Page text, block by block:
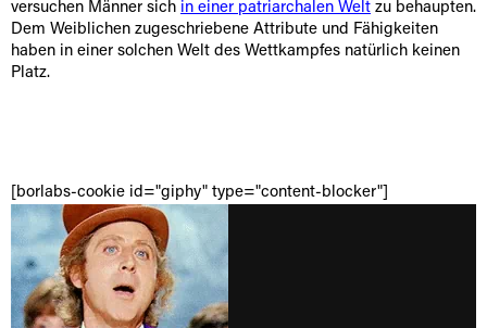
versuchen Männer sich in einer patriarchalen Welt zu behaupten.
Dem Weiblichen zugeschriebene Attribute und Fähigkeiten
haben in einer solchen Welt des Wettkampfes natürlich keinen
Platz.
[borlabs-cookie id="giphy" type="content-blocker"]